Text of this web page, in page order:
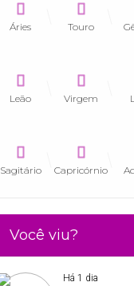
Áries Touro
Leão Virgem
Sagitário Capricórnio
Você viu?
Há 1 dia